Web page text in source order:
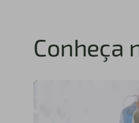
Conheça